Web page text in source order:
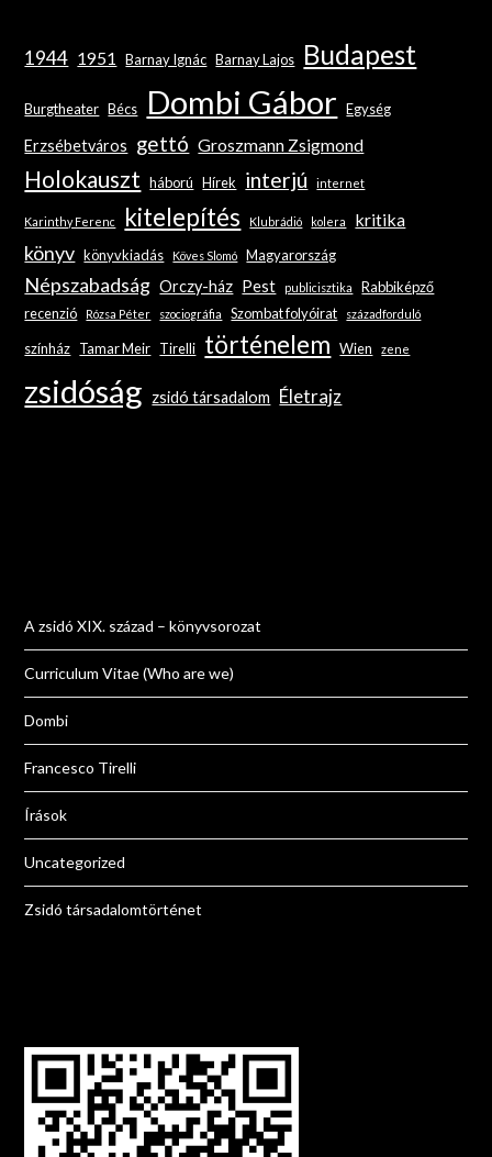
1944 1951 Barnay Ignác Barnay Lajos Budapest
Burgtheater Bécs Dombi Gábor Egység
Erzsébetváros gettó Groszmann Zsigmond
Holokauszt háború Hírek interjú internet
Karinthy Ferenc kitelepítés Klubrádió kolera kritika
könyv könyvkiadás Köves Slomó Magyarország
Népszabadság Orczy-ház Pest publicisztika
Rabbiképző
recenzió
Rózsa Péter szociográfia Szombat folyóirat századforduló
színház Tamar Meir Tirelli történelem Wien zene
zsidóság zsidó társadalom Életrajz
A zsidó XIX. század – könyvsorozat
Curriculum Vitae (Who are we)
Dombi
Francesco Tirelli
Írások
Uncategorized
Zsidó társadalomtörténet